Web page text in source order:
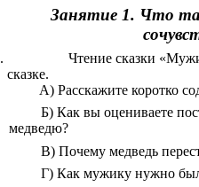
Занятие 1. Что
Чтение сказки
сказке.
А) Расскажите коротко
Б) Как вы оцениваете
медведю?
В) Почему медведь
Г) Как мужику нужно было